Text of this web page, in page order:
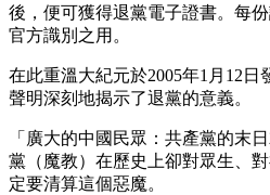
後，便可獲得退黨電子證書。每
官方識別之用。
在此重溫大紀元於2005年1月12
聲明深刻地揭示了退黨的意義。
「廣大的中國民眾：共產黨的末
黨（魔教）在歷史上卻對眾生、
定要清算這個惡魔。